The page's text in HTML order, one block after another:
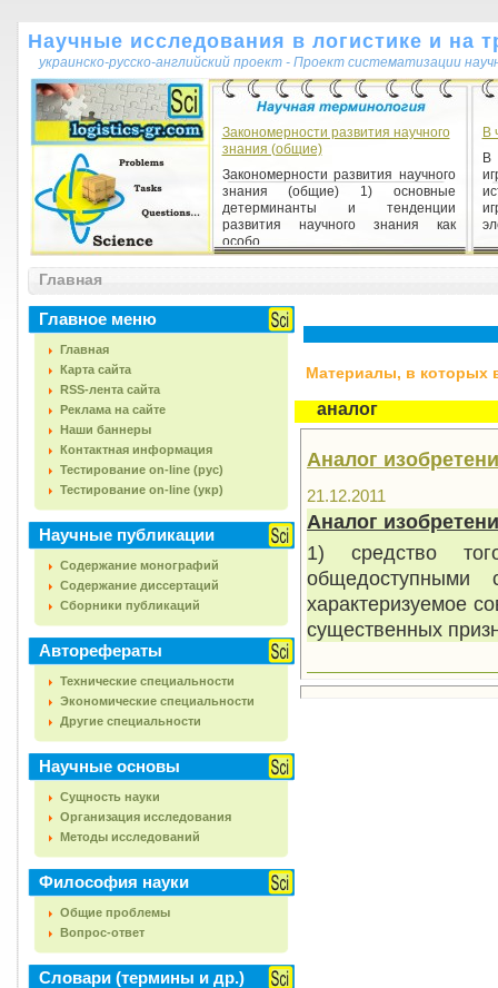
Научные исследования в логистике и на
украинско-русско-английский проект - Проект систематизации
Закономерности развития научного
знания (общие)
Закономерности развития научного
знания (общие) 1) основные
детерминанты и тенденции
развития научного знания как
особо...
Логика диалектическая 1) (1)
разработанная Гегелем теория
развития самопознающего
мышления и разворачивания им
В
В
Главная
Главное меню
Главная
Карта сайта
RSS-лента сайта
Реклама на сайте
Наши баннеры
Контактная информация
Тестирование on-line (рус)
Тестирование on-line (укр)
Научные публикации
Содержание монографий
Содержание диссертаций
Сборники публикаций
Авторефераты
Технические специальности
Экономические специальности
Другие специальности
Научные основы
Сущность науки
Организация исследования
Методы исследований
Философия науки
Общие проблемы
Вопрос-ответ
Словари (термины и др.)
Материалы, в которых
аналог
Аналог
21.12.2011
Аналог
1) средство
общедоступными
характеризуемое
существенных